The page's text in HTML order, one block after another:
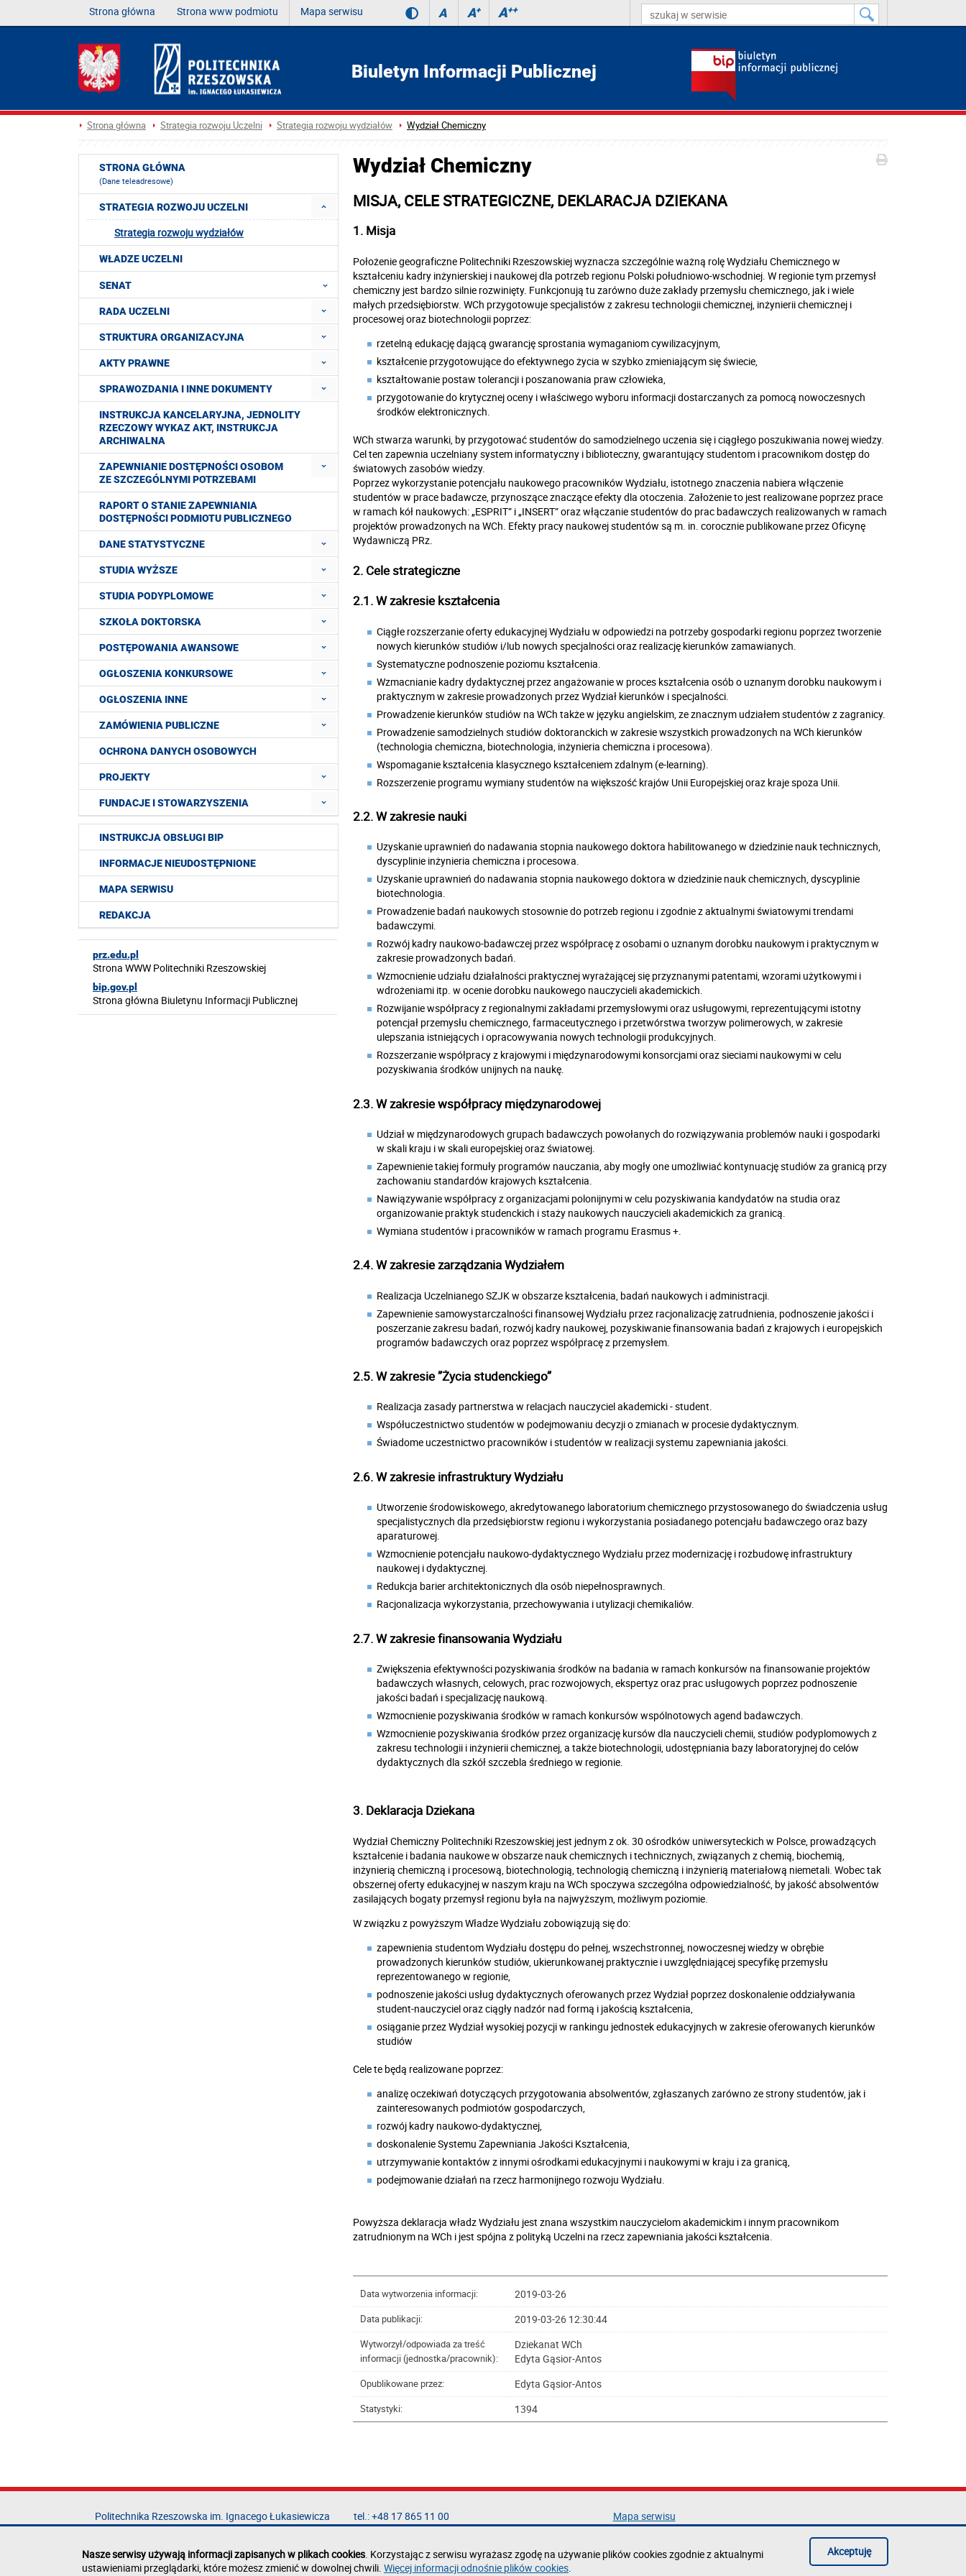
Strona główna Strona www podmiotu Mapa serwisu A A+ A++
Biuletyn Informacji Publicznej
Strona główna Strategia rozwoju Uczelni Strategia rozwoju wydziałów Wydział Chemiczny
Wydział Chemiczny
MISJA, CELE STRATEGICZNE, DEKLARACJA DZIEKANA
1. Misja
Położenie geograficzne Politechniki Rzeszowskiej wyznacza szczególnie ważną rolę Wydziału Chemicznego w
kształceniu kadry inżynierskiej i naukowej dla potrzeb regionu Polski południowo-wschodniej. W regionie tym przemysł
chemiczny jest bardzo silnie rozwinięty. Funkcjonują tu zarówno duże zakłady przemysłu chemicznego, jak i wiele
małych przedsiębiorstw. WCh przygotowuje specjalistów z zakresu technologii chemicznej, inżynierii chemicznej i
procesowej oraz biotechnologii poprzez:
rzetelną edukację dającą gwarancję sprostania wymaganiom cywilizacyjnym,
kształcenie przygotowujące do efektywnego życia w szybko zmieniającym się świecie,
kształtowanie postaw tolerancji i poszanowania praw człowieka,
przygotowanie do krytycznej oceny i właściwego wyboru informacji dostarczanych za pomocą nowoczesnych
środków elektronicznych.
WCh stwarza warunki, by przygotować studentów do samodzielnego uczenia się i ciągłego poszukiwania nowej wiedzy.
Cel ten zapewnia uczelniany system informatyczny i biblioteczny, gwarantujący studentom i pracownikom dostęp do
światowych zasobów wiedzy.
Poprzez wykorzystanie potencjału naukowego pracowników Wydziału, istotnego znaczenia nabiera włączenie
studentów w prace badawcze, przynoszące znaczące efekty dla otoczenia. Założenie to jest realizowane poprzez prace
w ramach kół naukowych: „ESPRIT” i „INSERT” oraz włączanie studentów do prac badawczych realizowanych w ramach
projektów prowadzonych na WCh. Efekty pracy naukowej studentów są m. in. corocznie publikowane przez Oficynę
Wydawniczą PRz.
2. Cele strategiczne
2.1. W zakresie kształcenia
Ciągłe rozszerzanie oferty edukacyjnej Wydziału w odpowiedzi na potrzeby gospodarki regionu poprzez tworzenie
nowych kierunków studiów i/lub nowych specjalności oraz realizację kierunków zamawianych.
Systematyczne podnoszenie poziomu kształcenia.
Wzmacnianie kadry dydaktycznej przez angażowanie w proces kształcenia osób o uznanym dorobku naukowym i
praktycznym w zakresie prowadzonych przez Wydział kierunków i specjalności.
Prowadzenie kierunków studiów na WCh także w języku angielskim, ze znacznym udziałem studentów z zagranicy.
Prowadzenie samodzielnych studiów doktoranckich w zakresie wszystkich prowadzonych na WCh kierunków
(technologia chemiczna, biotechnologia, inżynieria chemiczna i procesowa).
Wspomaganie kształcenia klasycznego kształceniem zdalnym (e-learning).
Rozszerzenie programu wymiany studentów na większość krajów Unii Europejskiej oraz kraje spoza Unii.
2.2. W zakresie nauki
Uzyskanie uprawnień do nadawania stopnia naukowego doktora habilitowanego w dziedzinie nauk technicznych,
dyscyplinie inżynieria chemiczna i procesowa.
Uzyskanie uprawnień do nadawania stopnia naukowego doktora w dziedzinie nauk chemicznych, dyscyplinie
biotechnologia.
Prowadzenie badań naukowych stosownie do potrzeb regionu i zgodnie z aktualnymi światowymi trendami
badawczymi.
Rozwój kadry naukowo-badawczej przez współpracę z osobami o uznanym dorobku naukowym i praktycznym w
zakresie prowadzonych badań.
Wzmocnienie udziału działalności praktycznej wyrażającej się przyznanymi patentami, wzorami użytkowymi i
wdrożeniami itp. w ocenie dorobku naukowego nauczycieli akademickich.
Rozwijanie współpracy z regionalnymi zakładami przemysłowymi oraz usługowymi, reprezentującymi istotny
potencjał przemysłu chemicznego, farmaceutycznego i przetwórstwa tworzyw polimerowych, w zakresie
ulepszania istniejących i opracowywania nowych technologii produkcyjnych.
Rozszerzanie współpracy z krajowymi i międzynarodowymi konsorcjami oraz sieciami naukowymi w celu
pozyskiwania środków unijnych na naukę.
2.3. W zakresie współpracy międzynarodowej
Udział w międzynarodowych grupach badawczych powołanych do rozwiązywania problemów nauki i gospodarki
w skali kraju i w skali europejskiej oraz światowej.
Zapewnienie takiej formuły programów nauczania, aby mogły one umożliwiać kontynuację studiów za granicą przy
zachowaniu standardów krajowych kształcenia.
Nawiązywanie współpracy z organizacjami polonijnymi w celu pozyskiwania kandydatów na studia oraz
organizowanie praktyk studenckich i staży naukowych nauczycieli akademickich za granicą.
Wymiana studentów i pracowników w ramach programu Erasmus +.
2.4. W zakresie zarządzania Wydziałem
Realizacja Uczelnianego SZJK w obszarze kształcenia, badań naukowych i administracji.
Zapewnienie samowystarczalności finansowej Wydziału przez racjonalizację zatrudnienia, podnoszenie jakości i
poszerzanie zakresu badań, rozwój kadry naukowej, pozyskiwanie finansowania badań z krajowych i europejskich
programów badawczych oraz poprzez współpracę z przemysłem.
2.5. W zakresie ”Życia studenckiego”
Realizacja zasady partnerstwa w relacjach nauczyciel akademicki - student.
Współuczestnictwo studentów w podejmowaniu decyzji o zmianach w procesie dydaktycznym.
Świadome uczestnictwo pracowników i studentów w realizacji systemu zapewniania jakości.
2.6. W zakresie infrastruktury Wydziału
Utworzenie środowiskowego, akredytowanego laboratorium chemicznego przystosowanego do świadczenia usług
specjalistycznych dla przedsiębiorstw regionu i wykorzystania posiadanego potencjału badawczego oraz bazy
aparaturowej.
Wzmocnienie potencjału naukowo-dydaktycznego Wydziału przez modernizację i rozbudowę infrastruktury
naukowej i dydaktycznej.
Redukcja barier architektonicznych dla osób niepełnosprawnych.
Racjonalizacja wykorzystania, przechowywania i utylizacji chemikaliów.
2.7. W zakresie finansowania Wydziału
Zwiększenia efektywności pozyskiwania środków na badania w ramach konkursów na finansowanie projektów
badawczych własnych, celowych, prac rozwojowych, ekspertyz oraz prac usługowych poprzez podnoszenie
jakości badań i specjalizację naukową.
Wzmocnienie pozyskiwania środków w ramach konkursów wspólnotowych agend badawczych.
Wzmocnienie pozyskiwania środków przez organizację kursów dla nauczycieli chemii, studiów podyplomowych z
zakresu technologii i inżynierii chemicznej, a także biotechnologii, udostępniania bazy laboratoryjnej do celów
dydaktycznych dla szkół szczebla średniego w regionie.
3. Deklaracja Dziekana
Wydział Chemiczny Politechniki Rzeszowskiej jest jednym z ok. 30 ośrodków uniwersyteckich w Polsce, prowadzących
kształcenie i badania naukowe w obszarze nauk chemicznych i technicznych, związanych z chemią, biochemią,
inżynierią chemiczną i procesową, biotechnologią, technologią chemiczną i inżynierią materiałową niemetali. Wobec tak
obszernej oferty edukacyjnej w naszym kraju na WCh spoczywa szczególna odpowiedzialność, by jakość absolwentów
zasilających bogaty przemysł regionu była na najwyższym, możliwym poziomie.
W związku z powyższym Władze Wydziału zobowiązują się do:
zapewnienia studentom Wydziału dostępu do pełnej, wszechstronnej, nowoczesnej wiedzy w obrębie
prowadzonych kierunków studiów, ukierunkowanej praktycznie i uwzględniającej specyfikę przemysłu
reprezentowanego w regionie,
podnoszenie jakości usług dydaktycznych oferowanych przez Wydział poprzez doskonalenie oddziaływania
student-nauczyciel oraz ciągły nadzór nad formą i jakością kształcenia,
osiąganie przez Wydział wysokiej pozycji w rankingu jednostek edukacyjnych w zakresie oferowanych kierunków
studiów
Cele te będą realizowane poprzez:
analizę oczekiwań dotyczących przygotowania absolwentów, zgłaszanych zarówno ze strony studentów, jak i
zainteresowanych podmiotów gospodarczych,
rozwój kadry naukowo-dydaktycznej,
doskonalenie Systemu Zapewniania Jakości Kształcenia,
utrzymywanie kontaktów z innymi ośrodkami edukacyjnymi i naukowymi w kraju i za granicą,
podejmowanie działań na rzecz harmonijnego rozwoju Wydziału.
Powyższa deklaracja władz Wydziału jest znana wszystkim nauczycielom akademickim i innym pracownikom
zatrudnionym na WCh i jest spójna z polityką Uczelni na rzecz zapewniania jakości kształcenia.
Data wytworzenia informacji: 2019-03-26
Data publikacji: 2019-03-26 12:30:44
Wytworzył/odpowiada za treść
informacji (jednostka/pracownik):
Dziekanat WCh
Edyta Gąsior-Antos
Opublikowane przez: Edyta Gąsior-Antos
Statystyki: 1394
STRONA GŁÓWNA
(Dane teleadresowe)
STRATEGIA ROZWOJU UCZELNI
Strategia rozwoju wydziałów
WŁADZE UCZELNI
SENAT
RADA UCZELNI
STRUKTURA ORGANIZACYJNA
AKTY PRAWNE
SPRAWOZDANIA I INNE DOKUMENTY
INSTRUKCJA KANCELARYJNA, JEDNOLITY
RZECZOWY WYKAZ AKT, INSTRUKCJA
ARCHIWALNA
ZAPEWNIANIE DOSTĘPNOŚCI OSOBOM
ZE SZCZEGÓLNYMI POTRZEBAMI
RAPORT O STANIE ZAPEWNIANIA
DOSTĘPNOŚCI PODMIOTU PUBLICZNEGO
DANE STATYSTYCZNE
STUDIA WYŻSZE
STUDIA PODYPLOMOWE
SZKOŁA DOKTORSKA
POSTĘPOWANIA AWANSOWE
OGŁOSZENIA KONKURSOWE
OGŁOSZENIA INNE
ZAMÓWIENIA PUBLICZNE
OCHRONA DANYCH OSOBOWYCH
PROJEKTY
FUNDACJE I STOWARZYSZENIA
INSTRUKCJA OBSŁUGI BIP
INFORMACJE NIEUDOSTĘPNIONE
MAPA SERWISU
REDAKCJA
prz.edu.pl
Strona WWW Politechniki Rzeszowskiej
bip.gov.pl
Strona główna Biuletynu Informacji Publicznej
Politechnika Rzeszowska im. Ignacego Łukasiewicza
al. Powstańców Warszawy 12
tel.: +48 17 865 11 00
fax: +48 17 854 12 60
Mapa serwisu
Deklaracja dostępności
Zgłoś błąd na stronie
Nasze serwisy używają informacji zapisanych w plikach cookies. Korzystając z serwisu wyrażasz zgodę na używanie plików cookies zgodnie z aktualnymi
ustawieniami przeglądarki, które możesz zmienić w dowolnej chwili. Więcej informacji odnośnie plików cookies.
Akceptuję